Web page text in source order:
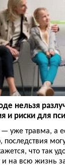
нельзя
и риски для
уже травма, а
последствия
что так
и на всю жизнь